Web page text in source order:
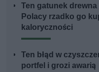
Ten gatunek drewna
Polacy rzadko go
kaloryczności
Ten błąd w
portfel i grozi awarią